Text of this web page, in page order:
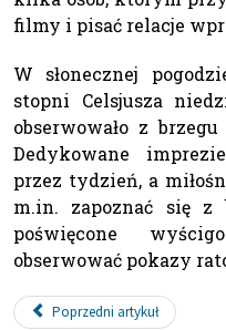
filmy i pisać relacje
W słonecznej
stopni Celsjusza
obserwowało z
Dedykowane
przez tydzień, a
m.in. zapoznać się z
poświęcone
obserwować pokazy
Poprzedni artykuł